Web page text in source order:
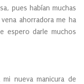
pues habían muchas
ahorradora me ha
espero darle muchos
nueva manicura de